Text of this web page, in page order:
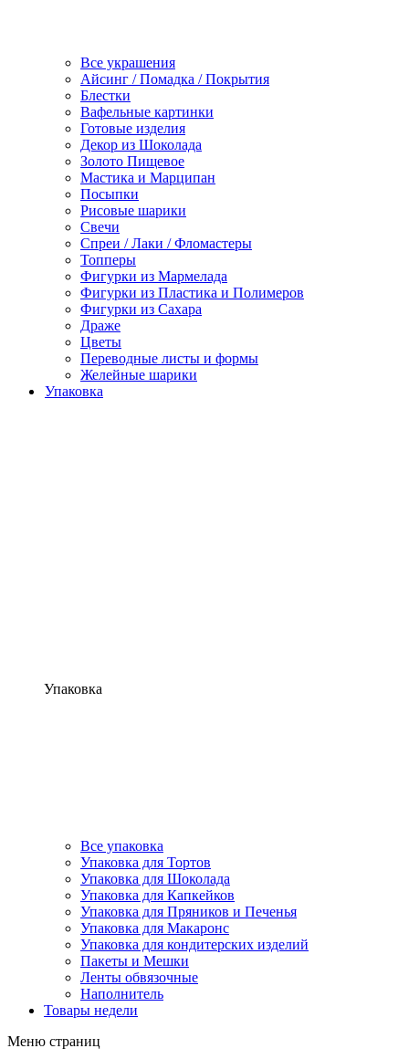
Все украшения
Айсинг / Помадка / Покрытия
Блестки
Вафельные картинки
Готовые изделия
Декор из Шоколада
Золото Пищевое
Мастика и Марципан
Посыпки
Рисовые шарики
Свечи
Спреи / Лаки / Фломастеры
Топперы
Фигурки из Мармелада
Фигурки из Пластика и Полимеров
Фигурки из Сахара
Драже
Цветы
Переводные листы и формы
Желейные шарики
Упаковка
Упаковка
Все упаковка
Упаковка для Тортов
Упаковка для Шоколада
Упаковка для Капкейков
Упаковка для Пряников и Печенья
Упаковка для Макаронс
Упаковка для кондитерских изделий
Пакеты и Мешки
Ленты обвязочные
Наполнитель
Товары недели
Меню страниц